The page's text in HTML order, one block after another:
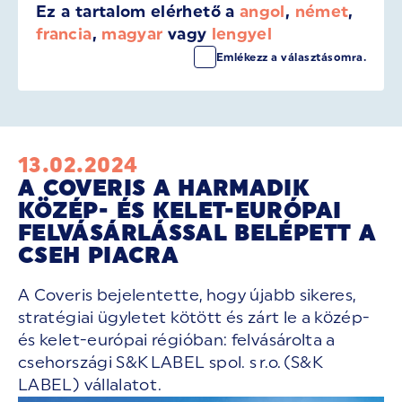
Ez a tartalom elérhető a angol, német,
francia, magyar vagy lengyel
Emlékezz a választásomra.
13.02.2024
A COVERIS A HARMADIK
KÖZÉP- ÉS KELET-EURÓPAI
FELVÁSÁRLÁSSAL BELÉPETT A
CSEH PIACRA
A Coveris bejelentette, hogy újabb sikeres,
stratégiai ügyletet kötött és zárt le a közép-
és kelet-európai régióban: felvásárolta a
csehországi S&K LABEL spol. s r.o. (S&K
LABEL) vállalatot.